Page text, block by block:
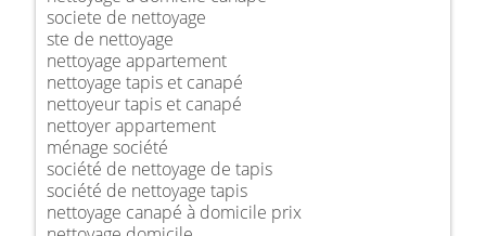
societe de nettoyage
ste de nettoyage
nettoyage appartement
nettoyage tapis et canapé
nettoyeur tapis et canapé
nettoyer appartement
ménage société
société de nettoyage de tapis
société de nettoyage tapis
nettoyage canapé à domicile prix